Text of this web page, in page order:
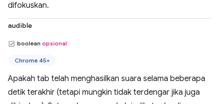
difokuskan.
audible
boolean opsional
Chrome 45+
Apakah tab telah menghasilkan suara selama beberapa
detik terakhir (tetapi mungkin tidak terdengar jika juga